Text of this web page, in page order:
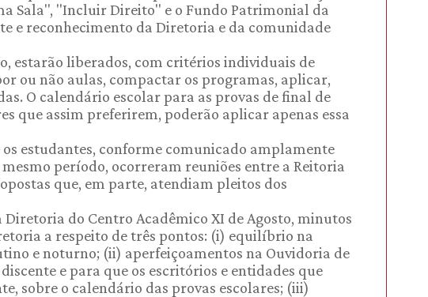
Sala", "Incluir Direito" e o Fundo Patrimonial da
e reconhecimento da Diretoria e da comunidade
estarão liberados, com critérios individuais de
ou não aulas, compactar os programas, aplicar,
O calendário escolar para as provas de final de
que assim preferirem, poderão aplicar apenas essa
estudantes, conforme comunicado amplamente
período, ocorreram reuniões entre a Reitoria
que, em parte, atendiam pleitos dos
do Centro Acadêmico XI de Agosto, minutos
a respeito de três pontos: (i) equilíbrio na
e noturno; (ii) aperfeiçoamentos na Ouvidoria de
e para que os escritórios e entidades que
sobre o calendário das provas escolares; (iii)